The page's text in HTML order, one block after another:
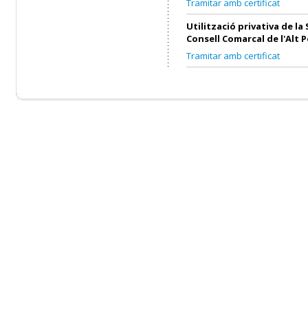
Tramitar amb certificat
Utilització privativa de la
Consell Comarcal de l'Alt
Tramitar amb certificat